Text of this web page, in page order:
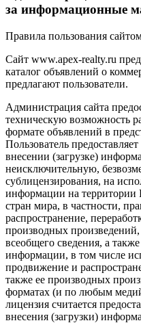
за информационные
Правила пользования
Сайт www.apex-realty.ru
каталог объявлений о
предлагают пользователи.
Администрация сайта
техническую возможность
формате объявлений в
Пользователь
внесении (загрузке)
неисключительную,
сублицензирования, на
информации на территории
стран мира, в частности,
распространение,
производных
всеобщего сведения, а
информации, в том числе
продвижение и
также ее производных
форматах (и по любым
лицензия считается
внесения (загрузки)